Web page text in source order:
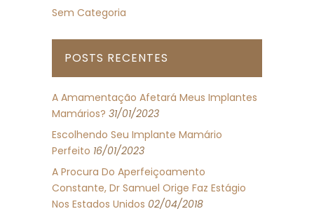
Sem Categoria
POSTS RECENTES
A Amamentação Afetará Meus Implantes
Mamários? 31/01/2023
Escolhendo Seu Implante Mamário
Perfeito 16/01/2023
A Procura Do Aperfeiçoamento
Constante, Dr Samuel Orige Faz Estágio
Nos Estados Unidos 02/04/2018